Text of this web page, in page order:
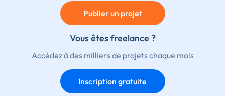
Publier un projet
Vous êtes freelance ?
Accédez à des milliers de projets chaque mois
Inscription gratuite